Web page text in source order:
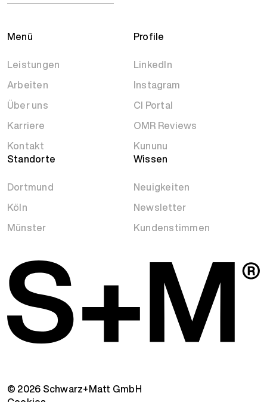
Menü
Leistungen
Arbeiten
Über uns
Karriere
Kontakt
Profile
LinkedIn
Instagram
CI Portal
OMR Reviews
Kununu
Standorte
Dortmund
Köln
Münster
Wissen
Neuigkeiten
Newsletter
Kundenstimmen
© 2026 Schwarz+Matt GmbH